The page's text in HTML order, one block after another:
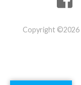
Copyright ©2026